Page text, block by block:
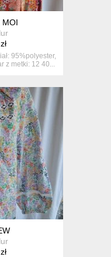
MOI
95%polyester,
z metki: 12 40...
WZÓR